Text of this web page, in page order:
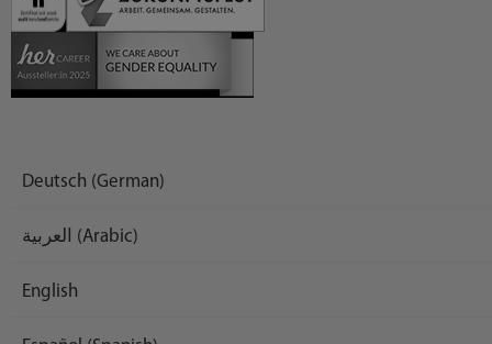
Deutsch (German)
العربية (Arabic)
English